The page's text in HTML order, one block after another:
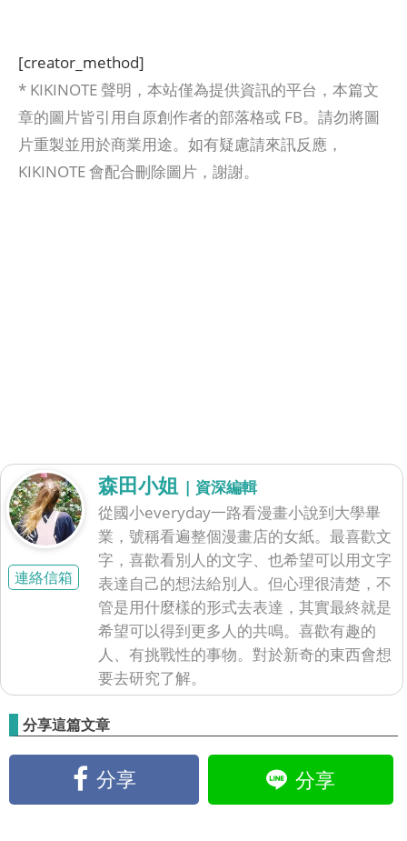
[creator_method]
* KIKINOTE 聲明，本站僅為提供資訊的平台，本篇文
章的圖片皆引用自原創作者的部落格或 FB。請勿將圖
片重製並用於商業用途。如有疑慮請來訊反應，
KIKINOTE 會配合刪除圖片，謝謝。
連絡信箱
森田小姐 | 資深編輯
從國小everyday一路看漫畫小說到大學畢
業，號稱看遍整個漫畫店的女紙。最喜歡文
字，喜歡看別人的文字、也希望可以用文字
表達自己的想法給別人。但心理很清楚，不
管是用什麼樣的形式去表達，其實最終就是
希望可以得到更多人的共鳴。喜歡有趣的
人、有挑戰性的事物。對於新奇的東西會想
要去研究了解。
分享這篇文章
分享 分享